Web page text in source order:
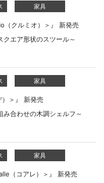
家具
（クルミオ）＞』 新発売
クエア形状のスツール～
家具
）＞』 新発売
合わせの木調シェルフ～
家具
（コアレ）＞』 新発売